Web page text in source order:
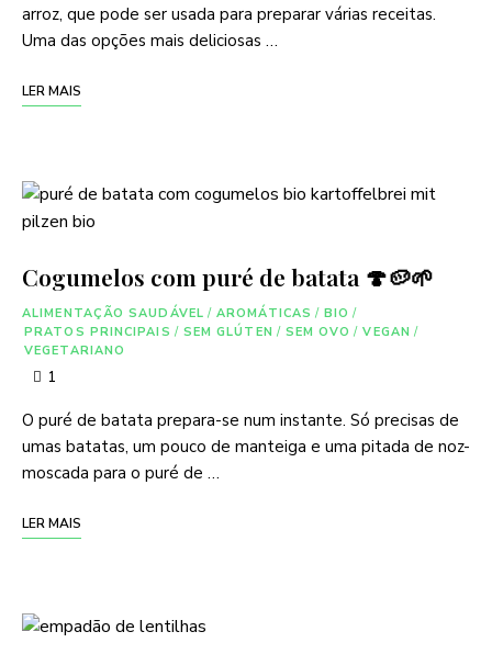
arroz, que pode ser usada para preparar várias receitas.
Uma das opções mais deliciosas …
LER MAIS
Cogumelos com puré de batata 🍄🥔🌱
ALIMENTAÇÃO SAUDÁVEL / AROMÁTICAS / BIO /
PRATOS PRINCIPAIS / SEM GLÚTEN / SEM OVO / VEGAN /
VEGETARIANO
1
O puré de batata prepara-se num instante. Só precisas de
umas batatas, um pouco de manteiga e uma pitada de noz-
moscada para o puré de …
LER MAIS